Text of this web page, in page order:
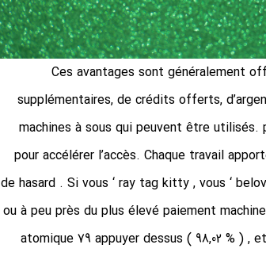
Ces avantages sont généralement
supplémentaires, de crédits offerts,
machines à sous qui peuvent être
pour accélérer l’accès. Chaque travail
de hasard . Si vous ‘ ray tag kitty , vous ‘
ou à peu près du plus élevé paiement
atomique 79 appuyer dessus ( 98,02 % ) ,